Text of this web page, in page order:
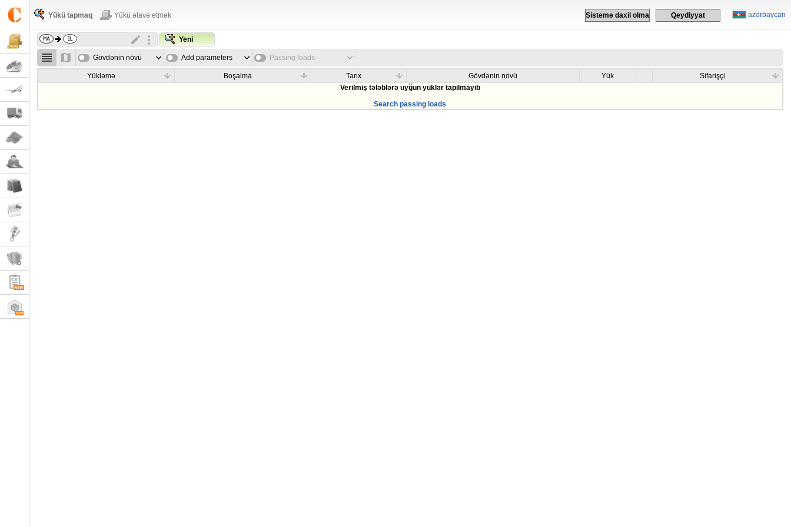
azərbaycan
Sistemə daxil olma Qeydiyyat
Yükü tapmaq Yükü əlavə etmək
Yeni
Gövdənin növü Add parameters Passing loads
Yükləmə Boşalma Tarix Gövdənin növü Yük
Sifarişçi
Verilmiş tələblərə uyğun yüklər tapılmayıb
Search passing loads